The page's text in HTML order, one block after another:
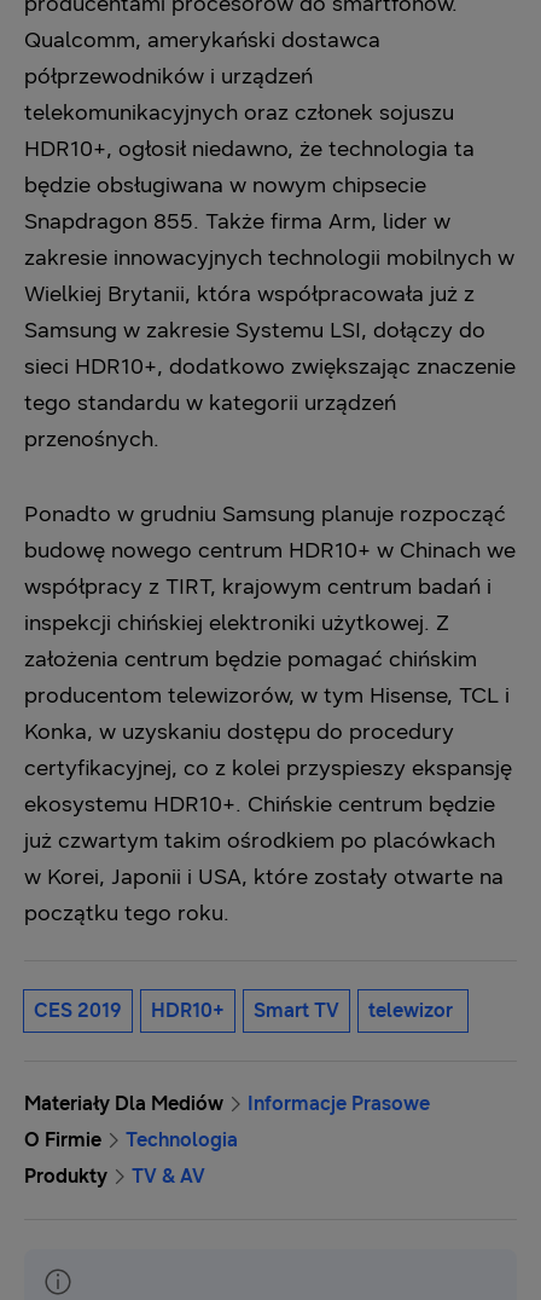
Qualcomm, amerykański dostawca
półprzewodników i urządzeń
telekomunikacyjnych oraz członek sojuszu
HDR10+, ogłosił niedawno, że technologia ta
będzie obsługiwana w nowym chipsecie
Snapdragon 855. Także firma Arm, lider w
zakresie innowacyjnych technologii mobilnych w
Wielkiej Brytanii, która współpracowała już z
Samsung w zakresie Systemu LSI, dołączy do
sieci HDR10+, dodatkowo zwiększając znaczenie
tego standardu w kategorii urządzeń
przenośnych.
Ponadto w grudniu Samsung planuje rozpocząć
budowę nowego centrum HDR10+ w Chinach we
współpracy z TIRT, krajowym centrum badań i
inspekcji chińskiej elektroniki użytkowej. Z
założenia centrum będzie pomagać chińskim
producentom telewizorów, w tym Hisense, TCL i
Konka, w uzyskaniu dostępu do procedury
certyfikacyjnej, co z kolei przyspieszy ekspansję
ekosystemu HDR10+. Chińskie centrum będzie
już czwartym takim ośrodkiem po placówkach
w Korei, Japonii i USA, które zostały otwarte na
początku tego roku.
CES 2019 HDR10+ Smart TV telewizor
Materiały Dla Mediów
Informacje Prasowe
O Firmie
Technologia
Produkty
TV & AV